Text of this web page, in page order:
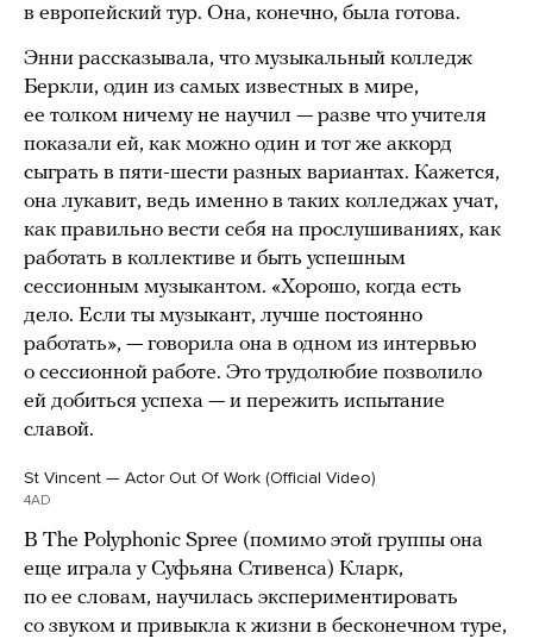
в европейский тур. Она, конечно, была готова.
Энни рассказывала, что музыкальный колледж
Беркли, один из самых известных в мире,
ее толком ничему не научил — разве что учителя
показали ей, как можно один и тот же аккорд
сыграть в пяти-шести разных вариантах. Кажется,
она лукавит, ведь именно в таких колледжах учат,
как правильно вести себя на прослушиваниях, как
работать в коллективе и быть успешным
сессионным музыкантом. «Хорошо, когда есть
дело. Если ты музыкант, лучше постоянно
работать», — говорила она в одном из интервью
о сессионной работе. Это трудолюбие позволило
ей добиться успеха — и пережить испытание
славой.
St Vincent — Actor Out Of Work (Official Video)
4AD
В The Polyphonic Spree (помимо этой группы она
еще играла у Суфьяна Стивенса) Кларк,
по ее словам, научилась экспериментировать
со звуком и привыкла к жизни в бесконечном туре,